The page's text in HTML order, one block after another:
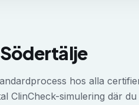
Södertälje
hos alla
ClinCheck-simulering där